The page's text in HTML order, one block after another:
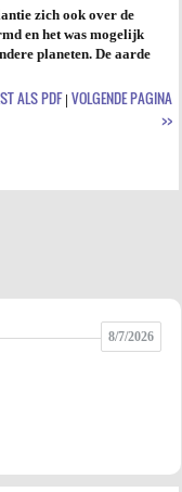
zich ook over de
en het was mogelijk
planeten. De aarde
ALS PDF | VOLGENDE PAGINA
>>
8/7/2026